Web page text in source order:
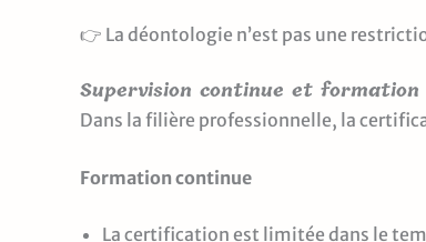
👉 La déontologie n’est pas une
Supervision continue et
Dans la filière professionnelle, la
Formation continue
La certification est limitée dans le